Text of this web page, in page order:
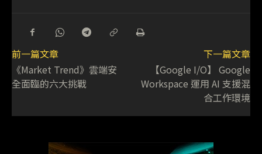
前一篇文章
《Market Trend》雲端安
全面臨的六大挑戰
下一篇文章
【Google I/O】 Google
Workspace 運用 AI 支援混
合工作環境